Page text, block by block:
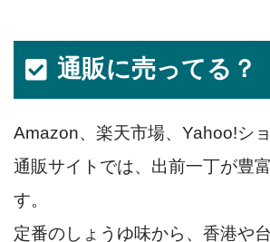
通販に売ってる？
Amazon、楽天市場、Yahoo!シ
通販サイトでは、出前一丁が豊
す。
定番のしょうゆ味から、香港や